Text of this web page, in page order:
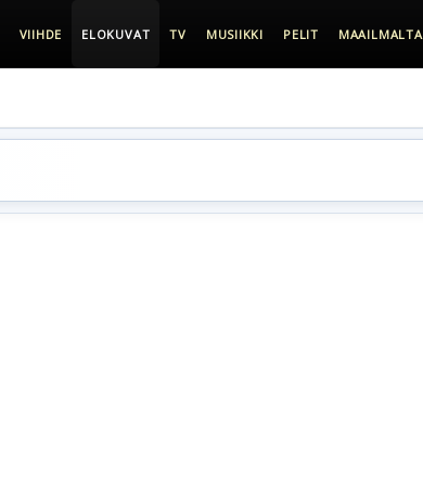
VIIHDE ELOKUVAT TV MUSIIKKI PELIT MAAILMALTA